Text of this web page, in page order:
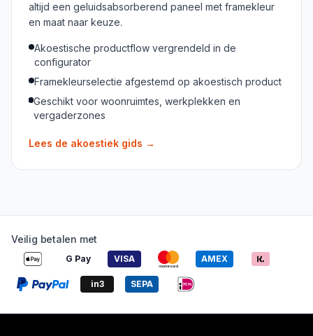
altijd een geluidsabsorberend paneel met framekleur
en maat naar keuze.
Akoestische productflow vergrendeld in de
configurator
Framekleurselectie afgestemd op akoestisch product
Geschikt voor woonruimtes, werkplekken en
vergaderzones
Lees de akoestiek gids →
Veilig betalen met
G Pay VISA AMEX
in3 SEPA